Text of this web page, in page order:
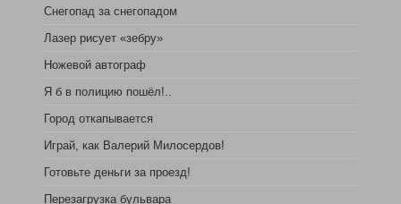
Снегопад за снегопадом
Лазер рисует «зебру»
Ножевой автограф
Я б в полицию пошёл!..
Город откапывается
Играй, как Валерий Милосердов!
Готовьте деньги за проезд!
Перезагрузка бульвара